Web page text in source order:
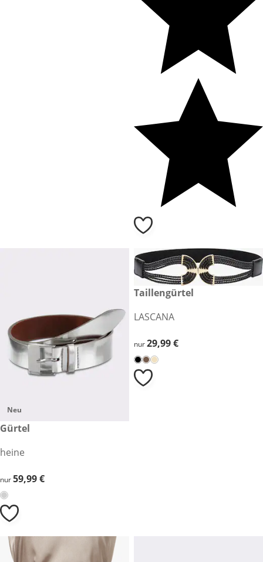
Neu
59,99 €
Gürtel
heine
59,99 €
nur59,99 €
29,99 €
Taillengürtel
LASCANA
29,99 €
nur29,99 €